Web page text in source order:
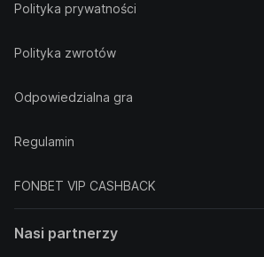
Polityka prywatności
Polityka zwrotów
Odpowiedzialna gra
Regulamin
FONBET VIP CASHBACK
Nasi partnerzy